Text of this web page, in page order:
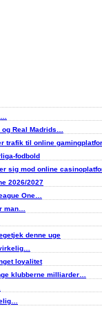
Real Madrids…
trafik til online
fodbold
sig mod online
2026/2027
One…
man…
denne uge
loyalitet
klubberne milliarder…